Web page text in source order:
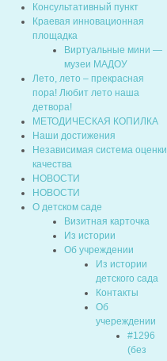
Консультативный пункт
Краевая инновационная
площадка
Виртуальные мини —
музеи МАДОУ
Лето, лето – прекрасная
пора! Любит лето наша
детвора!
МЕТОДИЧЕСКАЯ КОПИЛКА
Наши достижения
Независимая система оценки
качества
НОВОСТИ
НОВОСТИ
О детском саде
Визитная карточка
Из истории
Об учреждении
Из истории
детского сада
Контакты
Об
учереждении
#1296
(без